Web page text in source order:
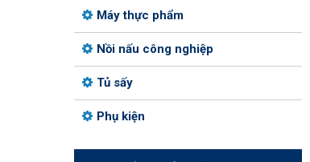
Máy thực phẩm
Nồi nấu công nghiệp
Tủ sấy
Phụ kiện